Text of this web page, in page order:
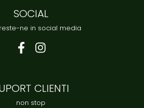
SOCIAL
ne in social media
CLIENTI
non stop